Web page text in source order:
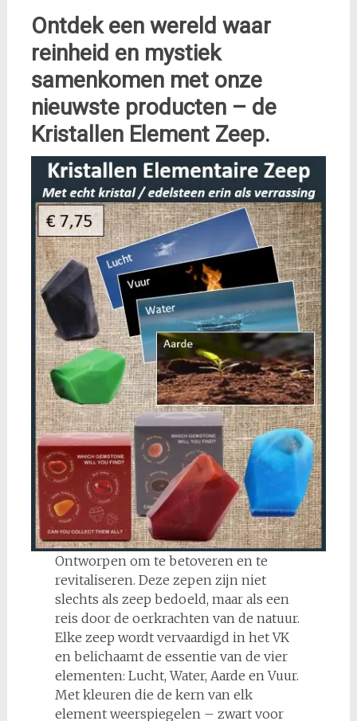
Ontdek een wereld waar
reinheid en mystiek
samenkomen met onze
nieuwste producten – de
Kristallen Element Zeep.
Ontworpen om te betoveren en te
revitaliseren. Deze zepen zijn niet
slechts als zeep bedoeld, maar als een
reis door de oerkrachten van de natuur.
Elke zeep wordt vervaardigd in het VK
en belichaamt de essentie van de vier
elementen: Lucht, Water, Aarde en Vuur.
Met kleuren die de kern van elk
element weerspiegelen – zwart voor